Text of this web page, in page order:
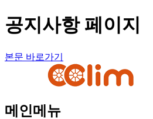
공지사항 페이지
본문 바로가기
메인메뉴